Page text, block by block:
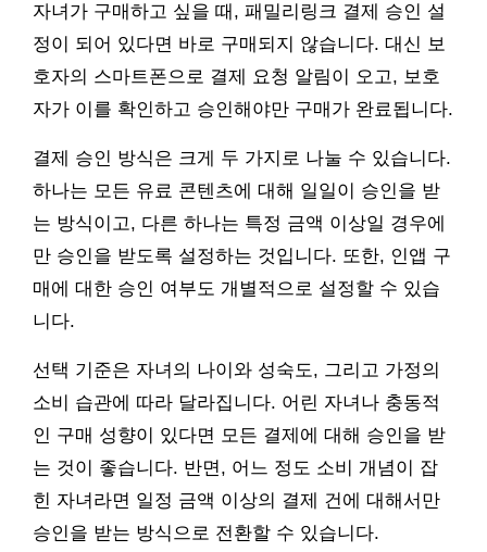
자녀가 구매하고 싶을 때, 패밀리링크 결제 승인 설
정이 되어 있다면 바로 구매되지 않습니다. 대신 보
호자의 스마트폰으로 결제 요청 알림이 오고, 보호
자가 이를 확인하고 승인해야만 구매가 완료됩니다.
결제 승인 방식은 크게 두 가지로 나눌 수 있습니다.
하나는 모든 유료 콘텐츠에 대해 일일이 승인을 받
는 방식이고, 다른 하나는 특정 금액 이상일 경우에
만 승인을 받도록 설정하는 것입니다. 또한, 인앱 구
매에 대한 승인 여부도 개별적으로 설정할 수 있습
니다.
선택 기준은 자녀의 나이와 성숙도, 그리고 가정의
소비 습관에 따라 달라집니다. 어린 자녀나 충동적
인 구매 성향이 있다면 모든 결제에 대해 승인을 받
는 것이 좋습니다. 반면, 어느 정도 소비 개념이 잡
힌 자녀라면 일정 금액 이상의 결제 건에 대해서만
승인을 받는 방식으로 전환할 수 있습니다.